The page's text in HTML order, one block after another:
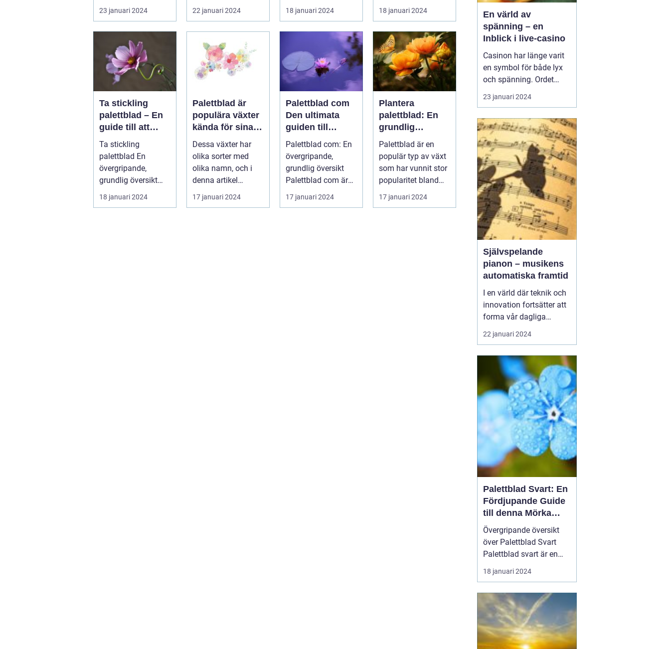
"casino" fra...
23 januari 2024
tillvaro,...
22 januari 2024
en populär växt
med mörka, djupt
fär...
18 januari 2024
färgstark och
charmig växt s...
18 januari 2024
Ta stickling
palettblad – En
guide till att
föröka denna
populära växt
Ta stickling
palettblad En
övergripande,
grundlig översikt
över "ta stickling
18 januari 2024
Palettblad är
populära växter
kända för sina
färgglada blad
och dekorativa
utseende
Dessa växter har
olika sorter med
olika namn, och i
denna artikel
kommer vi att
utforska olika
17 januari 2024
Palettblad com
Den ultimata
guiden till
exotiska växter
Palettblad com: En
övergripande,
grundlig översikt
Palettblad com är
en onlinebutik och
samlingspla...
17 januari 2024
Plantera
palettblad: En
grundlig
översikt
Palettblad är en
populär typ av växt
som har vunnit stor
popularitet bland
trädgårdsälskare.
Denna a...
17 januari 2024
En värld av
spänning – en
Inblick i live-casino
Casinon har länge varit
en symbol för både lyx
och spänning. Ordet
"casino" framkallar bilder
av glittrande ljus, suset
och ljudet av
spelautomater som
betalar ut. Ända sedan
de första spelhusen
&ou...
23 januari 2024
Självspelande
pianon – musikens
automatiska framtid
I en värld där teknik och
innovation fortsätter att
forma vår dagliga
tillvaro, har även
musikvärlden övergått
intressant fenomen som
alltmer blir populärt är
det självspela...
22 januari 2024
Palettblad Svart: En
Fördjupande Guide
till denna Mörka
Skönhet
Övergripande översikt
över Palettblad Svart
Palettblad svart är en
populär växt med mörka,
djupt färgade blad som
elegant utseende. Dess
distinkta mörka
färgskala gör den till ett
attraktivt val för
18 januari 2024